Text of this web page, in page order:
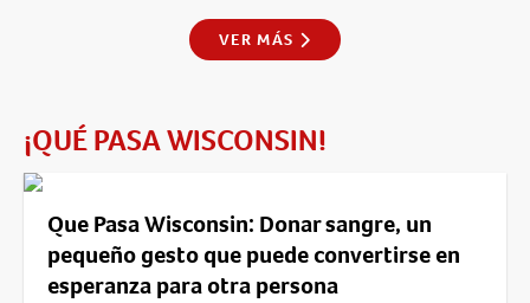
VER MÁS
¡QUÉ PASA WISCONSIN!
Que Pasa Wisconsin: Donar sangre, un
pequeño gesto que puede convertirse en
esperanza para otra persona